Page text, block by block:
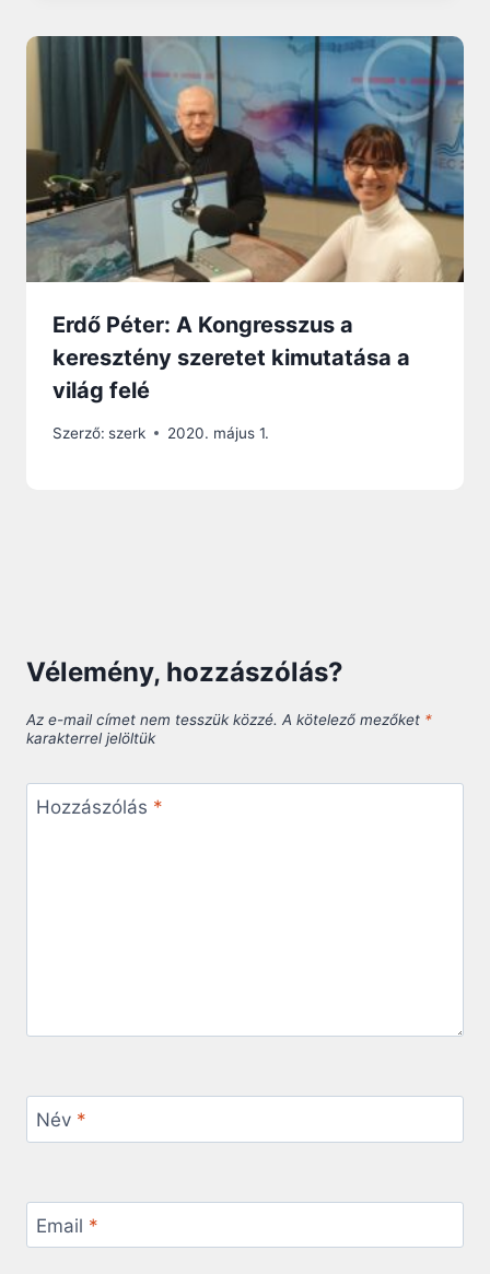
Erdő Péter: A Kongresszus a
keresztény szeretet kimutatása a
világ felé
Szerző: szerk 2020. május 1.
Vélemény, hozzászólás?
Az e-mail címet nem tesszük közzé. A kötelező mezőket *
karakterrel jelöltük
Hozzászólás *
Név *
Email *